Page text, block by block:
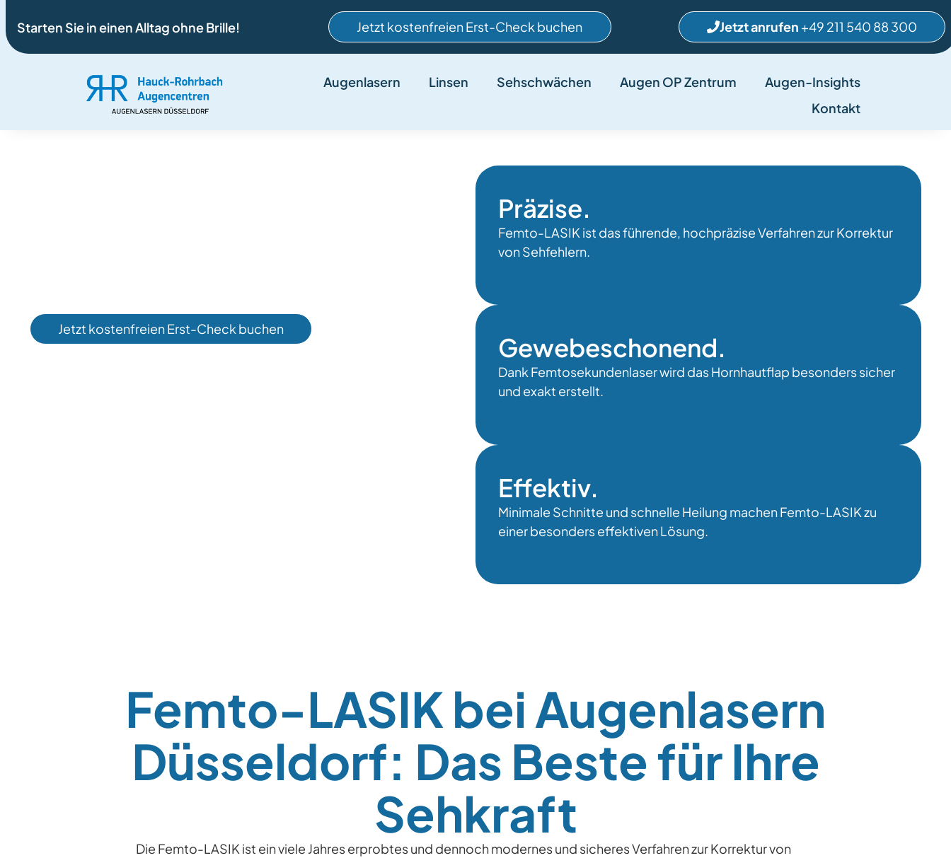
Starten Sie in einen Alltag ohne Brille! Jetzt kostenfreien Erst-Check buchen Jetzt anrufen +49 211 540 88 300
Augenlasern Linsen Sehschwächen Augen OP Zentrum
Augen-Insights
Kontakt
Jetzt kostenfreien Erst-Check buchen
Präzise.
Femto-LASIK ist das führende, hochpräzise Verfahren zur Korrektur
von Sehfehlern.
Gewebeschonend.
Dank Femtosekundenlaser wird das Hornhautflap besonders sicher
und exakt erstellt.
Effektiv.
Minimale Schnitte und schnelle Heilung machen Femto-LASIK zu
einer besonders effektiven Lösung.
Femto-LASIK bei Augenlasern
Düsseldorf: Das Beste für Ihre
Sehkraft
Die Femto-LASIK ist ein viele Jahres erprobtes und dennoch modernes und sicheres Verfahren zur Korrektur von